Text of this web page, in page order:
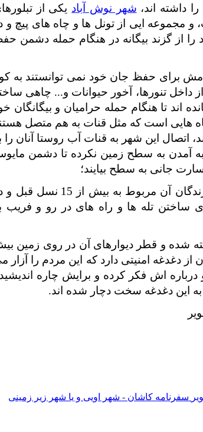
داشته اند، شهر نوش آباد یکی از
کشف شده است، و مجموعه ایی از تونل ها و چاه های پیچ و
را از گزند بیگانه در هنگام حمله دشمن
برای حفظ جان خود نمی توانستند به
داخل تنورها، آخور حیوانات و... چاهی
اند تا هنگام حمله حرامیان و بیگانگان
هایی است که مثل قنات به هم متصل
این شهر به قنات آب روستا آنان را
به آمدن به سطح زمین نکرده تا دشمن
جانی به سطح بیایند؛
یافته ای باستان شناسی از این شهر زیر زمینی نشان می دهد که سازندگان آن مربوط به بیش از 15
ساختن تله ها و راه های در رو و فریب
شده و قطر دیوارهای آن در روی زمین
امنیتی دارد که این مردم را آزار
اش فکر کرده و برایش چاره
به این دغدغه سخت دچار شده اند.
سفرنامه کاشان - شهر اویی و یا شهر زیر زمینی